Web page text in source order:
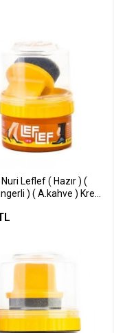
Leflef ( Hazır ) (
) ( A.kahve ) Krem